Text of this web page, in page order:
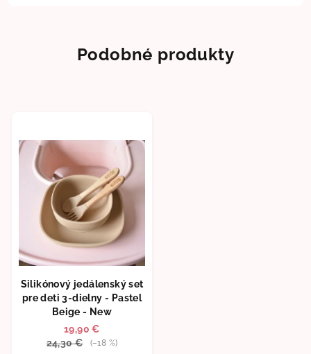
Podobné produkty
Silikónový jedálenský set
pre deti 3-dielny - Pastel
Beige - New
19,90 €
24,30 €
(–18 %)